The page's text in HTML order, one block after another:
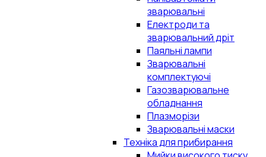
зварювальні
Електроди та
зварювальний дріт
Паяльні лампи
Зварювальні
комплектуючі
Газозварювальне
обладнання
Плазморізи
Зварювальні маски
Техніка для прибирання